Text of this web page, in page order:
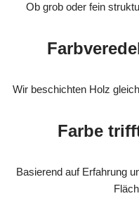
Ob grob oder fein
Wir beschichten Holz
Farbe
Basierend auf Erfahrung